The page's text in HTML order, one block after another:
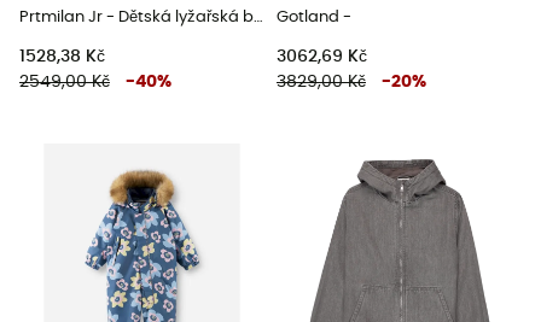
Prtmilan Jr - Dětská lyžařská bunda
1528,38 Kč
2549,00 Kč
-40%
Gotland -
3062,69 Kč
3829,00 Kč
-20%